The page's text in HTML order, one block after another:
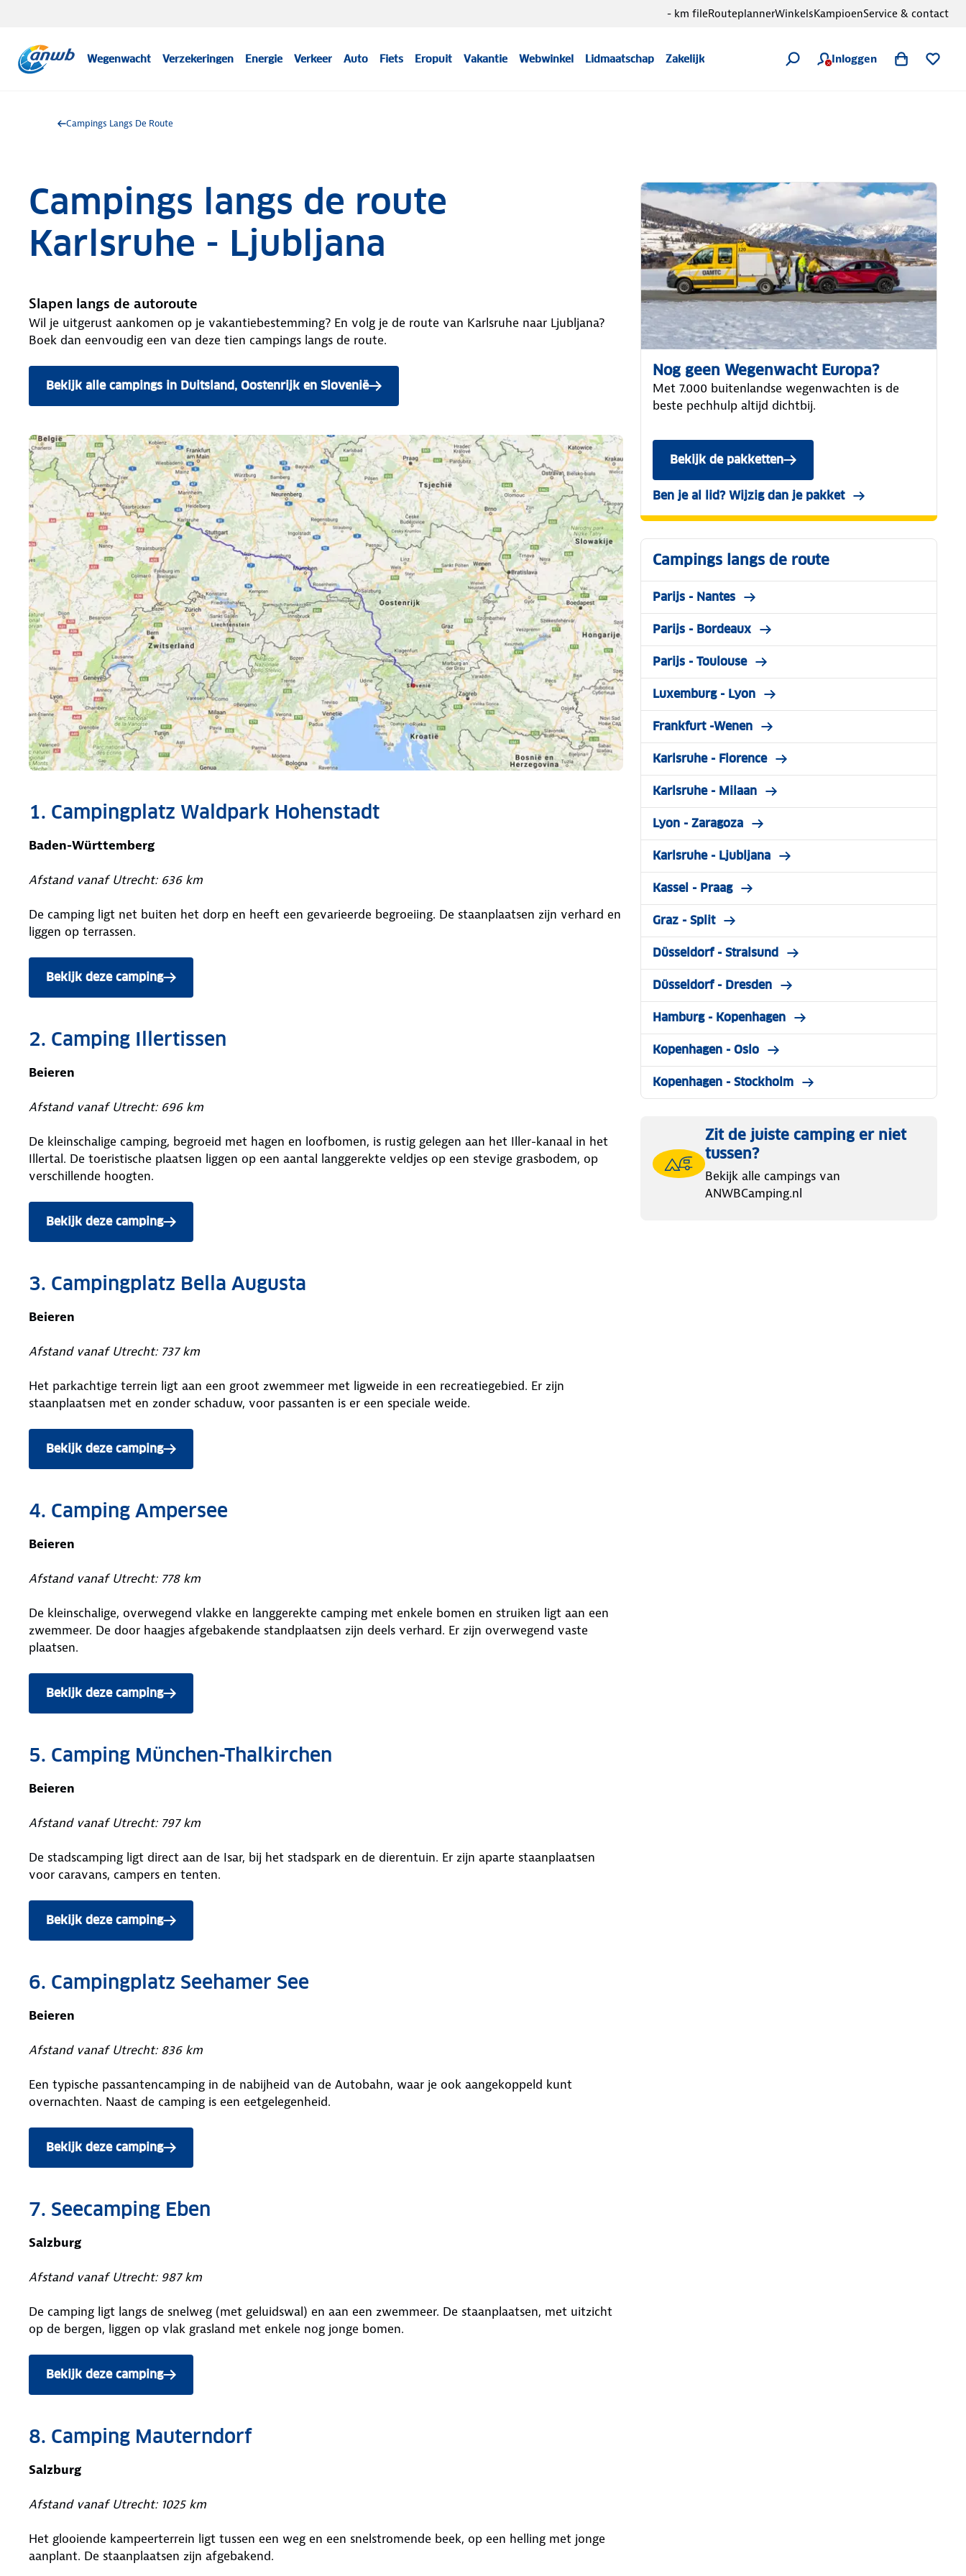
Wegenwacht Verzekeringen Energie Verkeer Auto Fiets Eropuit Vakantie Webwinkel Lidmaatschap Zakelijk Inloggen
- km fileRouteplannerWinkelsKampioenService & contact
Campings Langs De Route
Campings langs de route
Karlsruhe - Ljubljana
Slapen langs de autoroute
Wil je uitgerust aankomen op je vakantiebestemming? En volg je de route van Karlsruhe naar Ljubljana?
Boek dan eenvoudig een van deze tien campings langs de route.
Bekijk alle campings in Duitsland, Oostenrijk en Slovenië
1. Campingplatz Waldpark Hohenstadt
Baden-Württemberg
Afstand vanaf Utrecht: 636 km
De camping ligt net buiten het dorp en heeft een gevarieerde begroeiing. De staanplaatsen zijn verhard en
liggen op terrassen.
Bekijk deze camping
2. Camping Illertissen
Beieren
Afstand vanaf Utrecht: 696 km
De kleinschalige camping, begroeid met hagen en loofbomen, is rustig gelegen aan het Iller-kanaal in het
Illertal. De toeristische plaatsen liggen op een aantal langgerekte veldjes op een stevige grasbodem, op
verschillende hoogten.
Bekijk deze camping
3. Campingplatz Bella Augusta
Beieren
Afstand vanaf Utrecht: 737 km
Het parkachtige terrein ligt aan een groot zwemmeer met ligweide in een recreatiegebied. Er zijn
staanplaatsen met en zonder schaduw, voor passanten is er een speciale weide.
Bekijk deze camping
4. Camping Ampersee
Beieren
Afstand vanaf Utrecht: 778 km
De kleinschalige, overwegend vlakke en langgerekte camping met enkele bomen en struiken ligt aan een
zwemmeer. De door haagjes afgebakende standplaatsen zijn deels verhard. Er zijn overwegend vaste
plaatsen.
Bekijk deze camping
5. Camping München-Thalkirchen
Beieren
Afstand vanaf Utrecht: 797 km
De stadscamping ligt direct aan de Isar, bij het stadspark en de dierentuin. Er zijn aparte staanplaatsen
voor caravans, campers en tenten.
Bekijk deze camping
6. Campingplatz Seehamer See
Beieren
Afstand vanaf Utrecht: 836 km
Een typische passantencamping in de nabijheid van de Autobahn, waar je ook aangekoppeld kunt
overnachten. Naast de camping is een eetgelegenheid.
Bekijk deze camping
7. Seecamping Eben
Salzburg
Afstand vanaf Utrecht: 987 km
De camping ligt langs de snelweg (met geluidswal) en aan een zwemmeer. De staanplaatsen, met uitzicht
op de bergen, liggen op vlak grasland met enkele nog jonge bomen.
Bekijk deze camping
8. Camping Mauterndorf
Salzburg
Afstand vanaf Utrecht: 1025 km
Het glooiende kampeerterrein ligt tussen een weg en een snelstromende beek, op een helling met jonge
aanplant. De staanplaatsen zijn afgebakend.
Nog geen Wegenwacht Europa?
Met 7.000 buitenlandse wegenwachten is de
beste pechhulp altijd dichtbij.
Bekijk de pakketten
Ben je al lid? Wijzig dan je pakket
Campings langs de route
Parijs - Nantes
Parijs - Bordeaux
Parijs - Toulouse
Luxemburg - Lyon
Frankfurt -Wenen
Karlsruhe - Florence
Karlsruhe - Milaan
Lyon - Zaragoza
Karlsruhe - Ljubljana
Kassel - Praag
Graz - Split
Düsseldorf - Stralsund
Düsseldorf - Dresden
Hamburg - Kopenhagen
Kopenhagen - Oslo
Kopenhagen - Stockholm
Zit de juiste camping er niet
tussen?
Bekijk alle campings van
ANWBCamping.nl